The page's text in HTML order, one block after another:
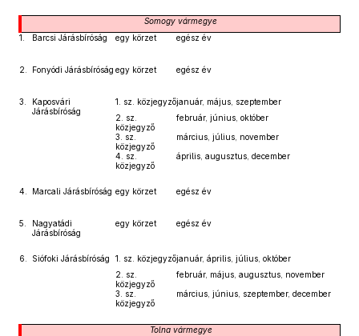
Somogy vármegye
1.
Barcsi Járásbíróság egy körzet egész év
2. Fonyódi Járásbíróság egy körzet egész év
3.
Kaposvári
Járásbíróság
1. sz. közjegyzőjanuár, május, szeptember
2. sz.
közjegyző
február, június, október
3. sz.
közjegyző
március, július, november
4. sz.
közjegyző
április, augusztus, december
4. Marcali Járásbíróság egy körzet egész év
5.
Nagyatádi
Járásbíróság
egy körzet egész év
6. Siófoki Járásbíróság 1. sz. közjegyzőjanuár, április, július, október
2. sz.
közjegyző
február, május, augusztus, november
3. sz.
közjegyző
március, június, szeptember, december
Tolna vármegye